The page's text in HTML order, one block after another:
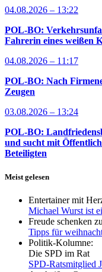
04.08.2026 – 13:22
POL-BO:
Fahrerin eines weißen
04.08.2026 – 11:17
POL-BO: Nach
Zeugen
03.08.2026 – 13:24
POL-BO:
und sucht mit
Beteiligten
Meist gelesen
Entertainer mit
Michael Wurst ist
Freude schenken
Tipps für
Politik-Kolumne:
Die SPD im Rat
SPD-Ratsmitglied